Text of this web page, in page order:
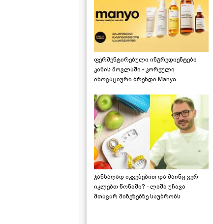
ფერმენტირებული ინგრედიენტები
კანის მოვლაში - კორეული
ინოვაციური ბრენდი Manyo
ჯანსაღად იკვებებით და მაინც ვერ
იკლებთ წონაში? - ლაშა უჩავა
მთავარ მიზეზებზე საუბრობს